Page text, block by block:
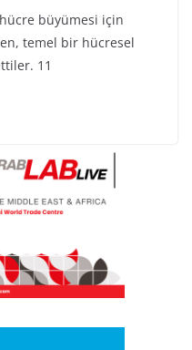
büyümesi için
temel bir hücresel
11